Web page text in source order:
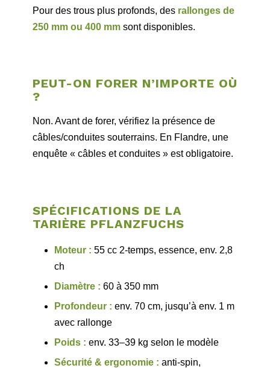
Pour des trous plus profonds, des rallonges de
250 mm ou 400 mmsont disponibles.
PEUT-ON FORER N’IMPORTE OÙ
?
Non. Avant de forer, vérifiez la présence de
câbles/conduites souterrains. En Flandre, une
enquête « câbles et conduites » est obligatoire.
SPÉCIFICATIONS DE LA
TARIÈRE PFLANZFUCHS
Moteur : 55 cc 2-temps, essence, env. 2,8
ch
Diamètre : 60 à 350 mm
Profondeur : env. 70 cm, jusqu’à env. 1 m
avec rallonge
Poids : env. 33–39 kg selon le modèle
Sécurité & ergonomie : anti-spin,